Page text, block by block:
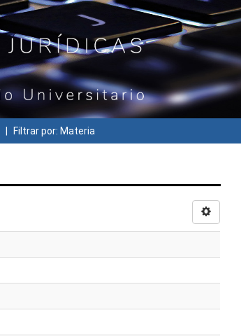
Filtrar por: Materia